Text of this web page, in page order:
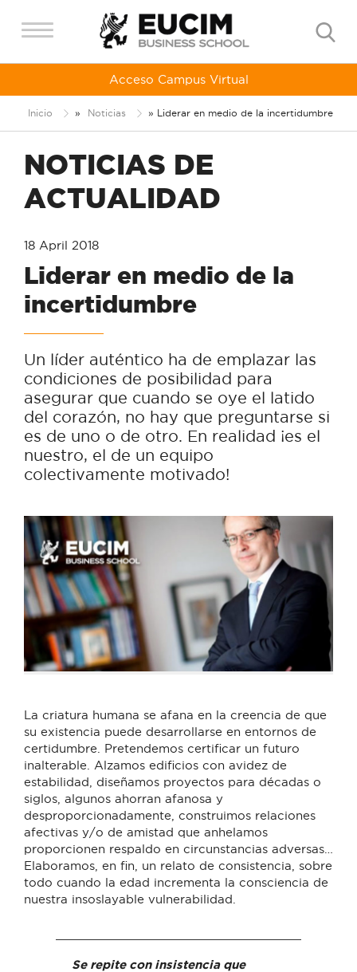
Acceso Campus Virtual
Inicio » Noticias » Liderar en medio de la incertidumbre
NOTICIAS DE
ACTUALIDAD
18 April 2018
Liderar en medio de la
incertidumbre
Un líder auténtico ha de emplazar las
condiciones de posibilidad para
asegurar que cuando se oye el latido
del corazón, no hay que preguntarse si
es de uno o de otro. En realidad ¡es el
nuestro, el de un equipo
colectivamente motivado!
La criatura humana se afana en la creencia de que
su existencia puede desarrollarse en entornos de
certidumbre. Pretendemos certificar un futuro
inalterable. Alzamos edificios con avidez de
estabilidad, diseñamos proyectos para décadas o
siglos, algunos ahorran afanosa y
desproporcionadamente, construimos relaciones
afectivas y/o de amistad que anhelamos
proporcionen respaldo en circunstancias adversas…
Elaboramos, en fin, un relato de consistencia, sobre
todo cuando la edad incrementa la consciencia de
nuestra insoslayable vulnerabilidad.
Se repite con insistencia que